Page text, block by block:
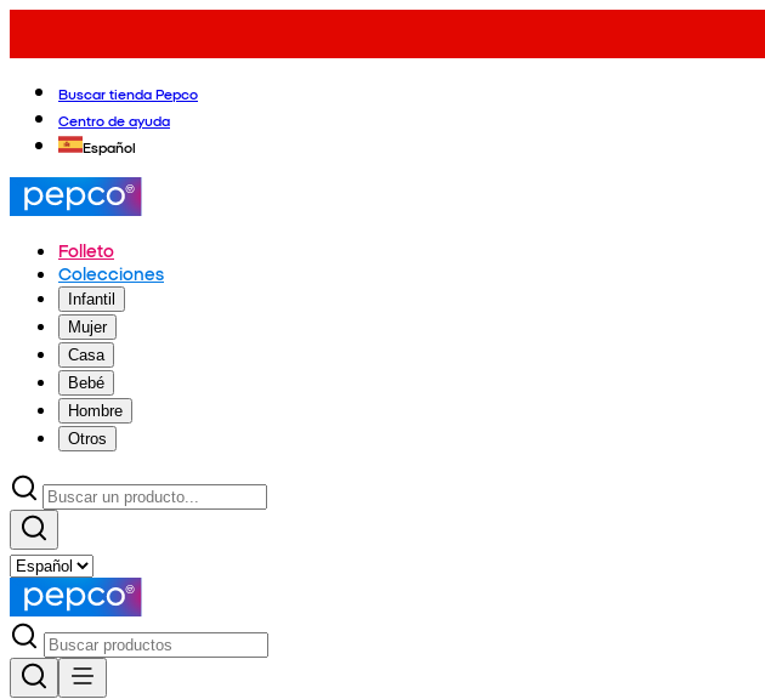
Buscar tienda Pepco
Centro de ayuda
Español
Folleto
Colecciones
Infantil
Mujer
Casa
Bebé
Hombre
Otros